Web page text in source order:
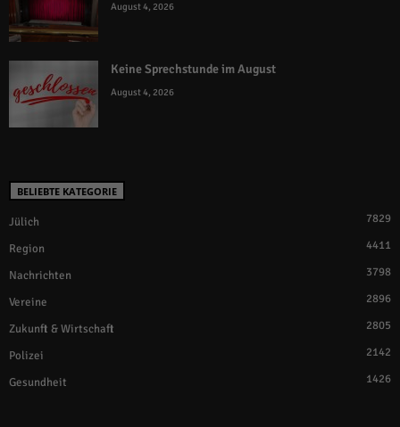
August 4, 2026
Keine Sprechstunde im August
August 4, 2026
BELIEBTE KATEGORIE
Jülich 7829
Region 4411
Nachrichten 3798
Vereine 2896
Zukunft & Wirtschaft 2805
Polizei 2142
Gesundheit 1426